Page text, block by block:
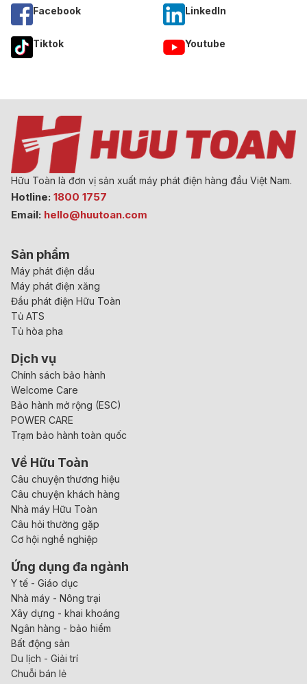
Facebook Linkedln
Tiktok Youtube
Hữu Toàn là đơn vị sản xuất máy phát điện hàng đầu Việt Nam.
Hotline: 1800 1757
Email: hello@huutoan.com
Sản phẩm
Máy phát điện dầu
Máy phát điện xăng
Đầu phát điện Hữu Toàn
Tủ ATS
Tủ hòa pha
Dịch vụ
Chính sách bảo hành
Welcome Care
Bảo hành mở rộng (ESC)
POWER CARE
Trạm bảo hành toàn quốc
Về Hữu Toàn
Câu chuyện thương hiệu
Câu chuyện khách hàng
Nhà máy Hữu Toàn
Câu hỏi thường gặp
Cơ hội nghề nghiệp
Ứng dụng đa ngành
Y tế - Giáo dục
Nhà máy - Nông trại
Xây dựng - khai khoáng
Ngân hàng - bảo hiểm
Bất động sản
Du lịch - Giải trí
Chuỗi bán lẻ